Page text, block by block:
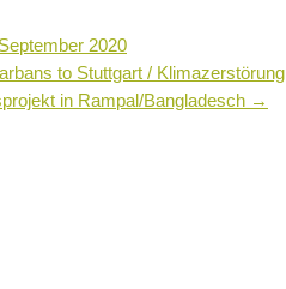
2020
to Stuttgart / Klimazerstörung
in Rampal/Bangladesch →